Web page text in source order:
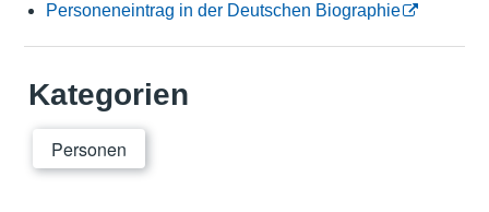
Personeneintrag in der Deutschen Biographie
Kategorien
Personen